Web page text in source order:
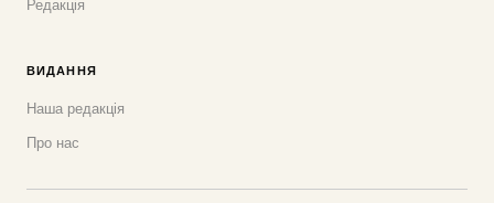
ВИДАННЯ
Наша редакція
Про нас